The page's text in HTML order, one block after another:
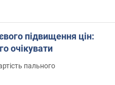
підвищення цін:
очікувати
пального